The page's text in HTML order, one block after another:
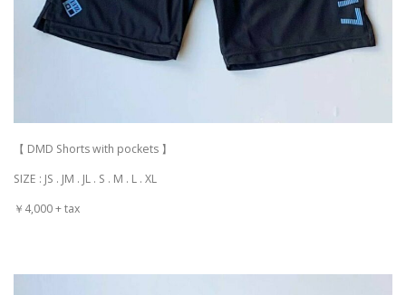
【 DMD Shorts with pockets 】
SIZE : JS . JM . JL . S . M . L . XL
￥4,000 + tax